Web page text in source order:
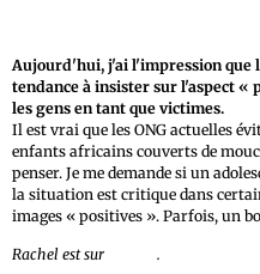
Aujourd'hui, j'ai l'impression que
tendance à insister sur l'aspect
les gens en tant que victimes.
Il est vrai que les ONG actuelles
enfants africains couverts de
penser. Je me demande si un
la situation est critique dans
images « positives ». Parfois, un
Rachel est sur .